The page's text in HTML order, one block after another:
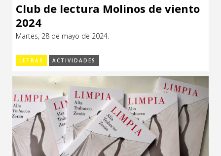
Club de lectura Molinos de viento
2024
Martes, 28 de mayo de 2024.
LETRAS ACTIVIDADES